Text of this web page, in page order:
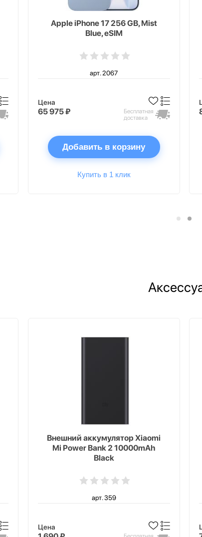
Apple iPhone 17 256 GB, Mist
Blue, eSIM
арт. 2067
Цена
65 975 ₽
Бесплатная
доставка
Добавить в корзину
Купить в 1 клик
Внешний аккумулятор Xiaomi
Mi Power Bank 2 10000mAh
Black
арт. 359
Цена